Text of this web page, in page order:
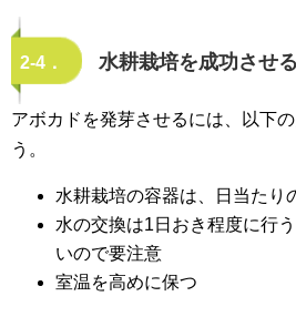
2-4． 水耕栽培を成功させ
アボカドを発芽させるには、以下
う。
水耕栽培の容器は、日当たり
水の交換は1日おき程度に行
いので要注意
室温を高めに保つ